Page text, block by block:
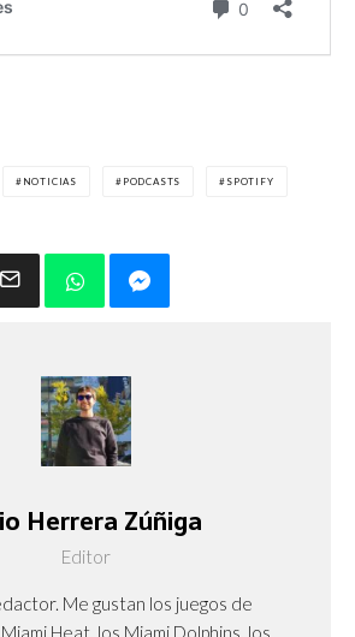
NOTICIAS PODCASTS SPOTIFY
Herrera Zúñiga
Editor
Me gustan los juegos de
Heat, los Miami Dolphins, los